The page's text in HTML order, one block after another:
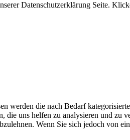
Datenschutzerklärung Seite.
werden die nach Bedarf
uns helfen zu analysieren und zu
Wenn Sie sich jedoch von